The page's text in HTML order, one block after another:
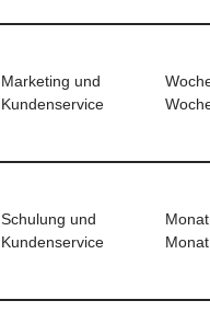
Marketing und
Kundenservice
Schulung und
Kundenservice